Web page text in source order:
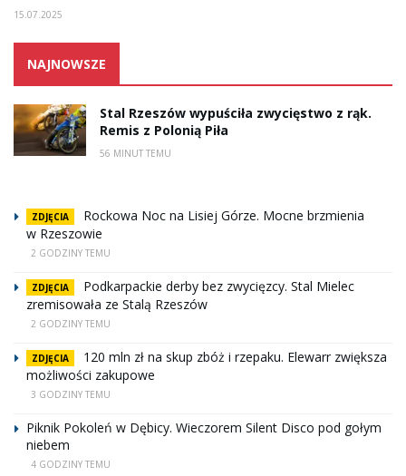
15.07.2025
NAJNOWSZE
Stal Rzeszów wypuściła zwycięstwo z rąk.
Remis z Polonią Piła
56 MINUT TEMU
ZDJĘCIA
Rockowa Noc na Lisiej Górze. Mocne brzmienia
w Rzeszowie
2 GODZINY TEMU
ZDJĘCIA
Podkarpackie derby bez zwycięzcy. Stal Mielec
zremisowała ze Stalą Rzeszów
2 GODZINY TEMU
ZDJĘCIA
120 mln zł na skup zbóż i rzepaku. Elewarr zwiększa
możliwości zakupowe
3 GODZINY TEMU
Piknik Pokoleń w Dębicy. Wieczorem Silent Disco pod gołym
niebem
4 GODZINY TEMU